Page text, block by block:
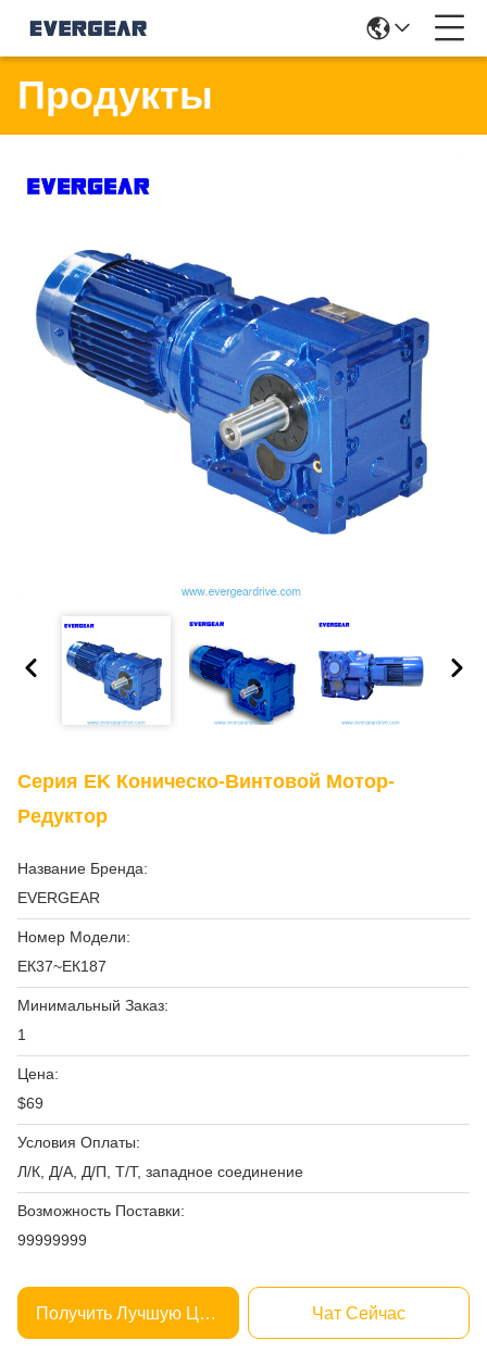
Продукты
Серия EK Коническо-Винтовой Мотор-
Редуктор
Название Бренда:
EVERGEAR
Номер Модели:
ЕК37~ЕК187
Минимальный Заказ:
1
Цена:
$69
Условия Оплаты:
Л/К, Д/А, Д/П, Т/Т, западное соединение
Возможность Поставки:
99999999
Получить Лучшую Цену Чат Сейчас